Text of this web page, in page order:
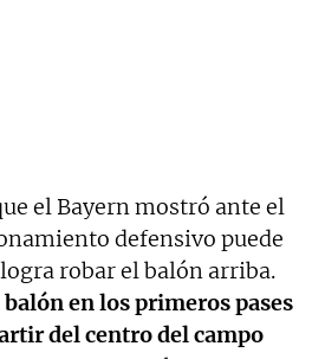
el Bayern mostró ante el
defensivo puede
robar el balón arriba.
en los primeros pases
del centro del campo